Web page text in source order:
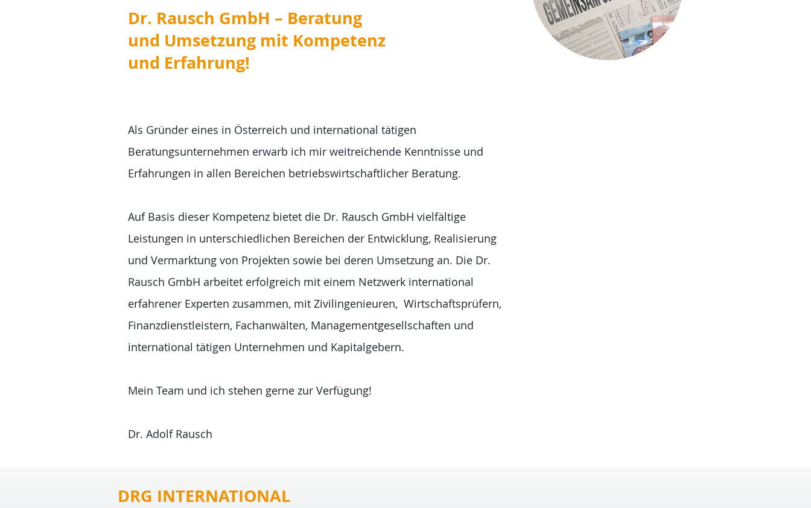
Dr. Rausch GmbH – Beratung
und Umsetzung mit Kompetenz
und Erfahrung!
Als Gründer eines in Österreich und international tätigen
Beratungsunternehmen erwarb ich mir weitreichende Kenntnisse und
Erfahrungen in allen Bereichen betriebswirtschaftlicher Beratung.
Auf Basis dieser Kompetenz bietet die Dr. Rausch GmbH vielfältige
Leistungen in unterschiedlichen Bereichen der Entwicklung, Realisierung
und Vermarktung von Projekten sowie bei deren Umsetzung an. Die Dr.
Rausch GmbH arbeitet erfolgreich mit einem Netzwerk international
erfahrener Experten zusammen, mit Zivilingenieuren, Wirtschaftsprüfern,
Finanzdienstleistern, Fachanwälten, Managementgesellschaften und
international tätigen Unternehmen und Kapitalgebern.
Mein Team und ich stehen gerne zur Verfügung!
Dr. Adolf Rausch
DRG INTERNATIONAL